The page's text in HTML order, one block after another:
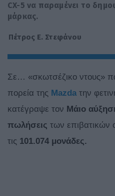
CX-5 να παραμένει το
μάρκας.
Πέτρος Ε. Στεφάνου
Σε… «σκωτσέζικο ντους»
πορεία της Mazdaτην
κατέγραψε τον Μάιο
πωλήσεις των επιβατικών
τις 101.074 μονάδες.